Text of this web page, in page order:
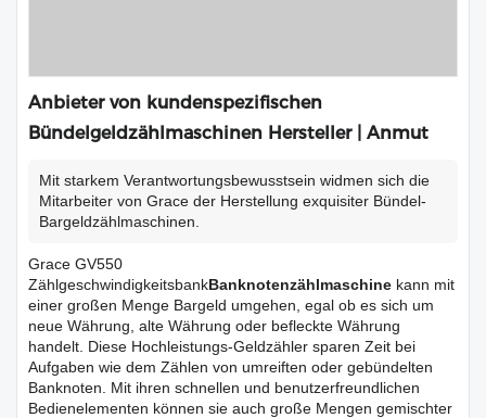
Anbieter von kundenspezifischen
Bündelgeldzählmaschinen Hersteller | Anmut
Mit starkem Verantwortungsbewusstsein widmen sich die
Mitarbeiter von Grace der Herstellung exquisiter Bündel-
Bargeldzählmaschinen.
Grace GV550
ZählgeschwindigkeitsbankBanknotenzählmaschine kann mit
einer großen Menge Bargeld umgehen, egal ob es sich um
neue Währung, alte Währung oder befleckte Währung
handelt. Diese Hochleistungs-Geldzähler sparen Zeit bei
Aufgaben wie dem Zählen von umreiften oder gebündelten
Banknoten. Mit ihren schnellen und benutzerfreundlichen
Bedienelementen können sie auch große Mengen gemischter